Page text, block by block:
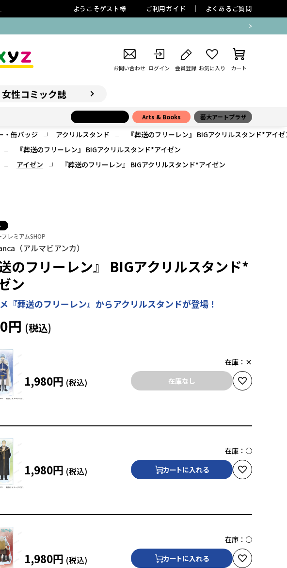
ようこそゲスト様 ご利用ガイド よくあるご質問
時停止のお知らせ
お問い合わせ ログイン 会員登録 お気に入り カート
女性コミック誌
Arts & Books 藝大アートプラザ
・缶バッジ アクリルスタンド
『葬送のフリーレン』 BIGアクリルスタンド*アイゼ
『葬送のフリーレン』 BIGアクリルスタンド*アイゼン
アイゼン 『葬送のフリーレン』 BIGアクリルスタンド*アイゼン
レミアムSHOP
（アルマビアンカ）
送のフリーレン』 BIGアクリルスタンド*
ン
『葬送のフリーレン』からアクリルスタンドが登場！
円
在庫： ×
1,980円 在庫なし
在庫： ○
1,980円 カートに入れる
在庫： ○
1,980円 カートに入れる